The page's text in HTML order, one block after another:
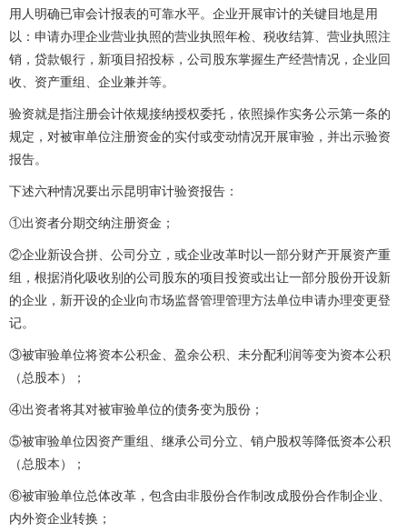
用人明确已审会计报表的可靠水平。企业开展审计的关键目地是用
以：申请办理企业营业执照的营业执照年检、税收结算、营业执照注
销，贷款银行，新项目招投标，公司股东掌握生产经营情况，企业回
收、资产重组、企业兼并等。
验资就是指注册会计依规接纳授权委托，依照操作实务公示第一条的
规定，对被审单位注册资金的实付或变动情况开展审验，并出示验资
报告。
下述六种情况要出示昆明审计验资报告：
①出资者分期交纳注册资金；
②企业新设合拼、公司分立，或企业改革时以一部分财产开展资产重
组，根据消化吸收别的公司股东的项目投资或出让一部分股份开设新
的企业，新开设的企业向市场监督管理管理方法单位申请办理变更登
记。
③被审验单位将资本公积金、盈余公积、未分配利润等变为资本公积
（总股本）；
④出资者将其对被审验单位的债务变为股份；
⑤被审验单位因资产重组、继承公司分立、销户股权等降低资本公积
（总股本）；
⑥被审验单位总体改革，包含由非股份合作制改成股份合作制企业、
内外资企业转换；